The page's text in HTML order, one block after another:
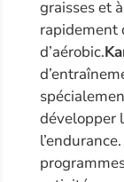
graisses et
rapidement
d’aérobic.
développer
l’endurance.